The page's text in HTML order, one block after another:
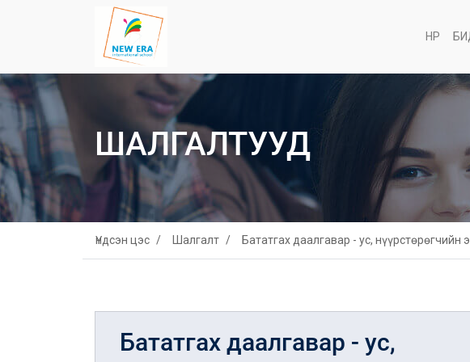
НҮҮР
ШАЛГАЛТУУД
Үндсэн цэс Шалгалт Бататгах даалгавар - ус, нүүрстөрөгчийн
Бататгах даалгавар - ус,